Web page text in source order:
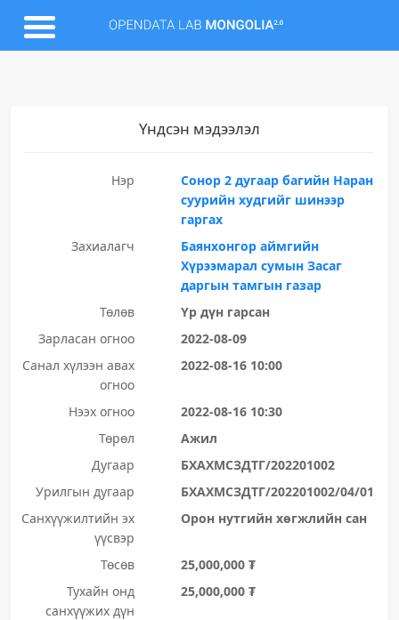
Үндсэн мэдээлэл
Нэр
Сонор 2 дугаар багийн Наран
суурийн худгийг шинээр
гаргах
Захиалагч
Баянхонгор аймгийн
Хүрээмарал сумын Засаг
даргын тамгын газар
Төлөв
Үр дүн гарсан
Зарласан огноо
2022-08-09
Санал хүлээн авах
огноо
2022-08-16 10:00
Нээх огноо
2022-08-16 10:30
Төрөл
Ажил
Дугаар
БХАХМСЗДТГ/202201002
Урилгын дугаар
БХАХМСЗДТГ/202201002/04/01
Санхүүжилтийн эх
үүсвэр
Орон нутгийн хөгжлийн сан
Төсөв
25,000,000 ₮
Тухайн онд
санхүүжих дүн
25,000,000 ₮